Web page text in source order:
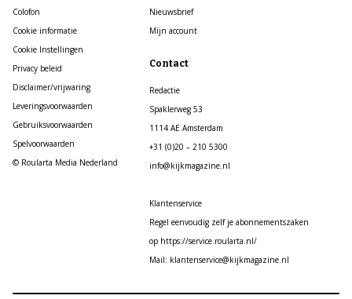
Colofon
Cookie informatie
Cookie Instellingen
Privacy beleid
Disclaimer/vrijwaring
Leveringsvoorwaarden
Gebruiksvoorwaarden
Spelvoorwaarden
© Roularta Media Nederland
Nieuwsbrief
Mijn account
Contact
Redactie
Spaklerweg 53
1114 AE Amsterdam
+31 (0)20 – 210 5300
info@kijkmagazine.nl
Klantenservice
Regel eenvoudig zelf je abonnementszaken
op https://service.roularta.nl/
Mail: klantenservice@kijkmagazine.nl